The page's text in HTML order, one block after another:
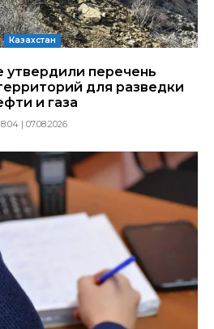
Казахстан
утвердили перечень
для разведки
и газа
| 07.08.2026